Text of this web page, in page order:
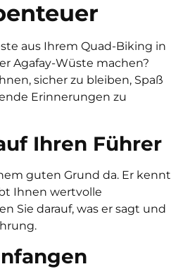
aus Ihrem Quad-Biking in
Agafay-Wüste machen?
sicher zu bleiben, Spaß
Erinnerungen zu
Ihren Führer
guten Grund da. Er kennt
Ihnen wertvolle
Sie darauf, was er sagt und